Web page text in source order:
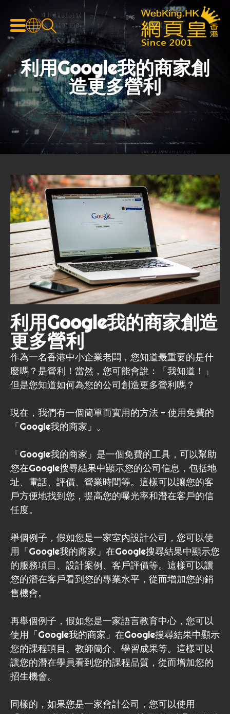
利用Google我的商家創
造更多營利
利用Google我的商家創造
更多營利
作為一名香港中小企業老闆，您知道最重要的是什
麼嗎？是營利！當然，您可能會說：「我知道！」
但是您知道如何為您的公司創造更多營利嗎？
現在，我們有一個簡單而實用的方法 - 使用免費的
「Google我的商家」。
「Google我的商家」是一個免費的工具，可以幫助
您在Google搜尋結果中顯示您的公司信息，包括地
址、電話、評價、營業時間等。這樣可以讓您的客
戶方便地找到您，提高您的曝光率和潛在客戶的信
任度。
舉個例子，假如您是一家室內設計公司，您可以使
用「Google我的商家」在Google搜尋結果中顯示您
的服務項目、設計案例、客戶評價等。這樣可以讓
您的潛在客戶看到您的專業水平，從而增加您的銷
售機會。
再舉個例子，假如您是一家語言教育中心，您可以
使用「Google我的商家」在Google搜尋結果中顯示
您的課程項目、教師簡介、學習成果等。這樣可以
讓您的潛在學員看到您的課程品質，從而增加您的
招生機會。
同樣的，如果您是一家會計公司，您可以使用